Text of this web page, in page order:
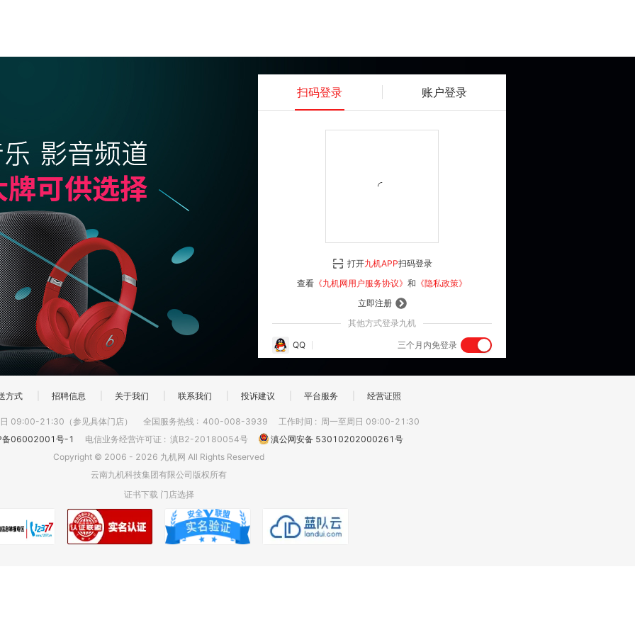
扫码登录 账户登录
登 录
立即注册
其他方式登录九机
QQ 三个月内免登录
打开九机APP扫码登录
查看 《九机网用户服务协议》 和 《隐私政策》
方式 招聘信息 关于我们 联系我们 投诉建议 平台服务 经营证照
09:00-21:30（参见具体门店） 全国服务热线 : 400-008-3939 工作时间 : 周一至周日 09:00-21:30
备06002001号-1
电信业务经营许可证 : 滇B2-20180054号
滇公网安备 53010202000261号
Copyright © 2006 - 2026 九机网 All Rights Reserved
云南九机科技集团有限公司版权所有
证书下载 门店选择